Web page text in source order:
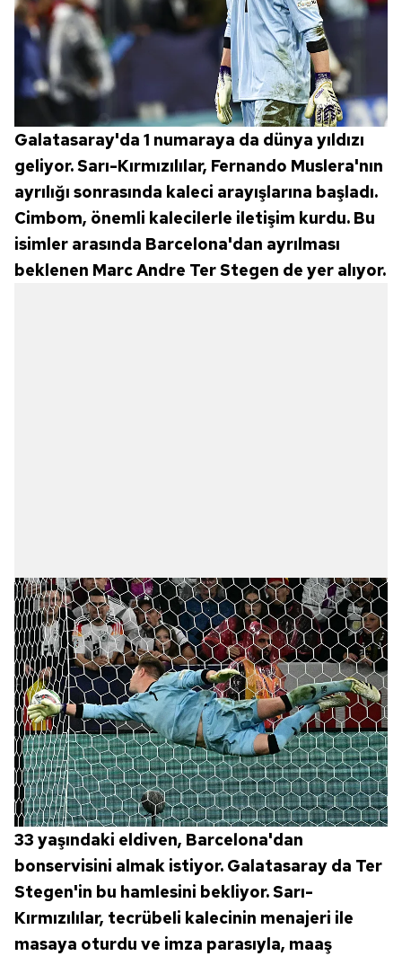
Galatasaray'da 1 numaraya da dünya yıldızı
geliyor. Sarı-Kırmızılılar, Fernando Muslera'nın
ayrılığı sonrasında kaleci arayışlarına başladı.
Cimbom, önemli kalecilerle iletişim kurdu. Bu
isimler arasında Barcelona'dan ayrılması
beklenen Marc Andre Ter Stegen de yer alıyor.
33 yaşındaki eldiven, Barcelona'dan
bonservisini almak istiyor. Galatasaray da Ter
Stegen'in bu hamlesini bekliyor. Sarı-
Kırmızılılar, tecrübeli kalecinin menajeri ile
masaya oturdu ve imza parasıyla, maaş